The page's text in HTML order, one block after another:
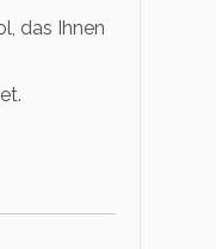
das Ihnen